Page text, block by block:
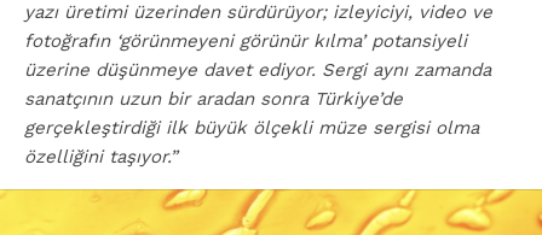
yazı üretimi üzerinden sürdürüyor; izleyiciyi, video ve
fotoğrafın ‘görünmeyeni görünür kılma’ potansiyeli
üzerine düşünmeye davet ediyor. Sergi aynı zamanda
sanatçının uzun bir aradan sonra Türkiye’de
gerçekleştirdiği ilk büyük ölçekli müze sergisi olma
özelliğini taşıyor.”